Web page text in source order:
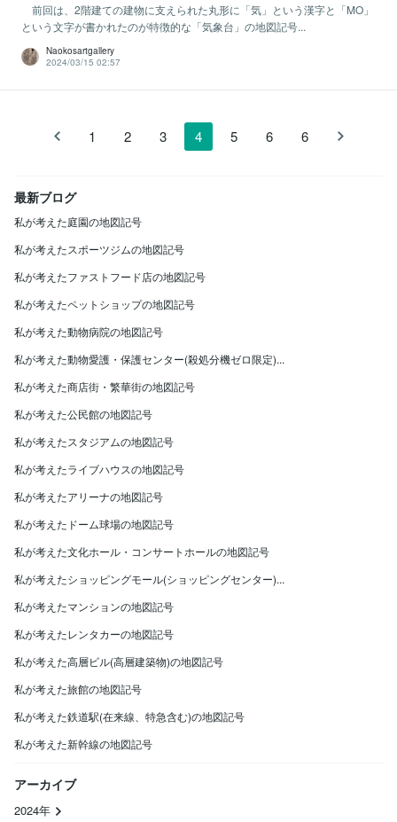
前回は、2階建ての建物に支えられた丸形に「気」という漢字と「MO」
という文字が書かれたのが特徴的な「気象台」の地図記号...
Naokosartgallery
2024/03/15 02:57
1 2 3 4 5 6 6
最新ブログ
私が考えた庭園の地図記号
私が考えたスポーツジムの地図記号
私が考えたファストフード店の地図記号
私が考えたペットショップの地図記号
私が考えた動物病院の地図記号
私が考えた動物愛護・保護センター(殺処分機ゼロ限定)...
私が考えた商店街・繁華街の地図記号
私が考えた公民館の地図記号
私が考えたスタジアムの地図記号
私が考えたライブハウスの地図記号
私が考えたアリーナの地図記号
私が考えたドーム球場の地図記号
私が考えた文化ホール・コンサートホールの地図記号
私が考えたショッピングモール(ショッピングセンター)...
私が考えたマンションの地図記号
私が考えたレンタカーの地図記号
私が考えた高層ビル(高層建築物)の地図記号
私が考えた旅館の地図記号
私が考えた鉄道駅(在来線、特急含む)の地図記号
私が考えた新幹線の地図記号
アーカイブ
2024年